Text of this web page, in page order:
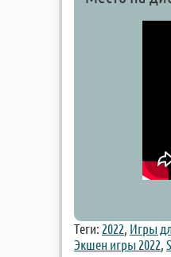
Теги: 2022, Игры
Экшен игры 2022,